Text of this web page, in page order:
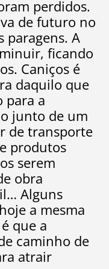
perdidos.
de futuro no
paragens. A
ficando
Caniços é
daquilo que
para a
junto de um
de transporte
produtos
serem
obra
Alguns
a mesma
que a
caminho de
atrair